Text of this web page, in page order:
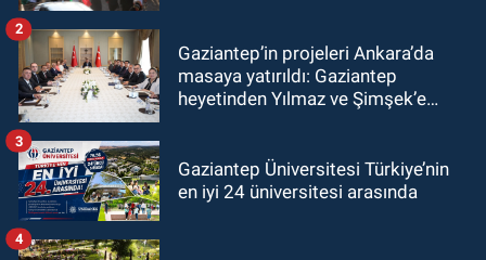
Gaziantep’in projeleri Ankara’da
masaya yatırıldı: Gaziantep
heyetinden Yılmaz ve Şimşek’e
2
Gaziantep Üniversitesi Türkiye’nin
en iyi 24 üniversitesi arasında
3
4